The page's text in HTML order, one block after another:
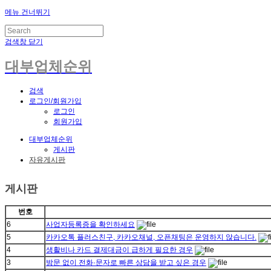
메뉴 건너뛰기
검색창 닫기
대부업체순위
검색
로그인/회원가입
로그인
회원가입
대부업체순위
게시판
자유게시판
게시판
번호
6
사업자등록증을 확인하세요
5
카카오톡 플러스친구, 카카오채널, 오픈채팅은 운영하지 않습니다.
4
생활비나 카드 결제대금이 급하게 필요한 경우
3
방문 없이 전화·문자로 빠른 상담을 받고 싶은 경우